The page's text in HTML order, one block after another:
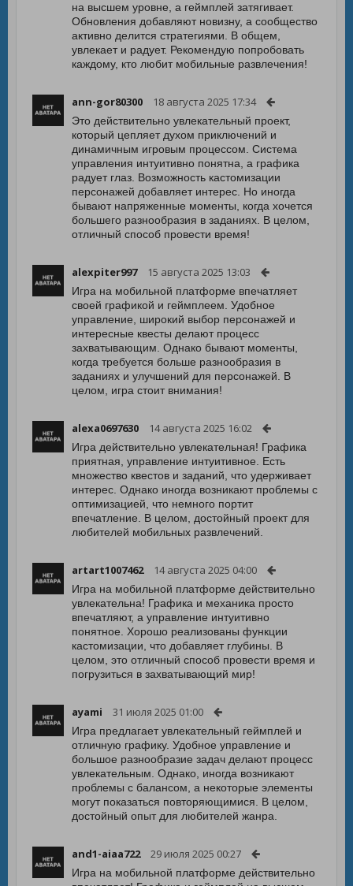
на высшем уровне, а геймплей затягивает.
Обновления добавляют новизну, а сообщество
активно делится стратегиями. В общем,
увлекает и радует. Рекомендую попробовать
каждому, кто любит мобильные развлечения!
ann-gor80300 18 августа 2025 17:34
Это действительно увлекательный проект,
который цепляет духом приключений и
динамичным игровым процессом. Система
управления интуитивно понятна, а графика
радует глаз. Возможность кастомизации
персонажей добавляет интерес. Но иногда
бывают напряженные моменты, когда хочется
большего разнообразия в заданиях. В целом,
отличный способ провести время!
alexpiter997 15 августа 2025 13:03
Игра на мобильной платформе впечатляет
своей графикой и геймплеем. Удобное
управление, широкий выбор персонажей и
интересные квесты делают процесс
захватывающим. Однако бывают моменты,
когда требуется больше разнообразия в
заданиях и улучшений для персонажей. В
целом, игра стоит внимания!
alexa0697630 14 августа 2025 16:02
Игра действительно увлекательная! Графика
приятная, управление интуитивное. Есть
множество квестов и заданий, что удерживает
интерес. Однако иногда возникают проблемы с
оптимизацией, что немного портит
впечатление. В целом, достойный проект для
любителей мобильных развлечений.
artart1007462 14 августа 2025 04:00
Игра на мобильной платформе действительно
увлекательна! Графика и механика просто
впечатляют, а управление интуитивно
понятное. Хорошо реализованы функции
кастомизации, что добавляет глубины. В
целом, это отличный способ провести время и
погрузиться в захватывающий мир!
ayami 31 июля 2025 01:00
Игра предлагает увлекательный геймплей и
отличную графику. Удобное управление и
большое разнообразие задач делают процесс
увлекательным. Однако, иногда возникают
проблемы с балансом, а некоторые элементы
могут показаться повторяющимися. В целом,
достойный опыт для любителей жанра.
and1-aiaa722 29 июля 2025 00:27
Игра на мобильной платформе действительно